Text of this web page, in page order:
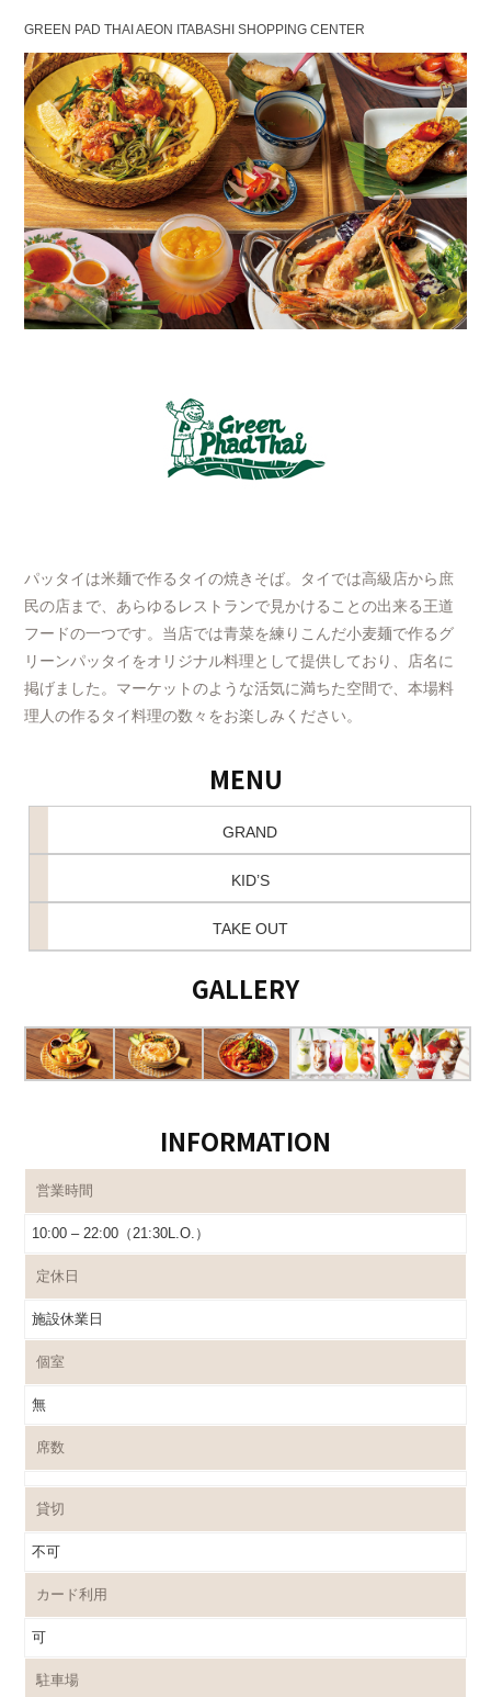
GREEN PAD THAI AEON ITABASHI SHOPPING CENTER
パッタイは米麺で作るタイの焼きそば。タイでは高級店から庶
民の店まで、あらゆるレストランで見かけることの出来る王道
フードの一つです。当店では青菜を練りこんだ小麦麺で作るグ
リーンパッタイをオリジナル料理として提供しており、店名に
掲げました。マーケットのような活気に満ちた空間で、本場料
理人の作るタイ料理の数々をお楽しみください。
MENU
GRAND
KID’S
TAKE OUT
GALLERY
INFORMATION
営業時間
10:00 – 22:00（21:30L.O.）
定休日
施設休業日
個室
無
席数
貸切
不可
カード利用
可
駐車場